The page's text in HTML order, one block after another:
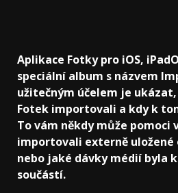
Aplikace Fotky pro iOS,
speciální album s názvem
užitečným účelem je
Fotek importovali a kdy k
To vám někdy může pomoci
importovali externě uložené
nebo jaké dávky médií byla
součástí.